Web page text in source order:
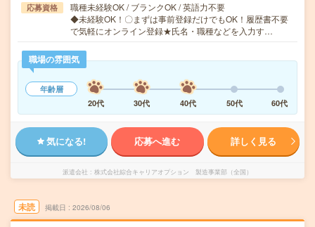
応募資格
職種未経験OK / ブランクOK / 英語力不要
◆未経験OK！〇まずは事前登録だけでもOK！履歴書不要
で気軽にオンライン登録★氏名・職種などを入力す…
職場の雰囲気
年齢層
20代
30代 40代 50代 60代
気になる! 応募へ進む 詳しく見る
派遣会社 株式会社綜合キャリアオプション 製造事業部（全国）
未読 掲載日 2026/08/06